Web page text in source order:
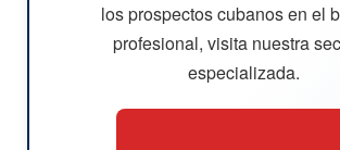
los prospectos cubanos en el
profesional, visita nuestra
especializada.